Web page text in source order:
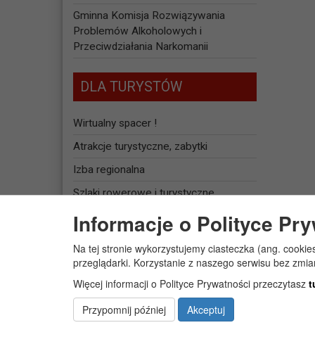
Gminna Komisja Rozwiązywania
Problemów Alkoholowych i
Przeciwdziałania Narkomanii
DLA TURYSTÓW
Wirtualny spacer !
Atrakcje turystyczne, zabytki
Izba regionalna
Szlaki rowerowe i turystyczne
Baza noclegowa
JEDNOSTKI
ORGANIZACYJNE
Żłobek Gminny „PUCHATEK”
Informacje o Polityce
Na tej stronie wykorzystujemy ciasteczka (ang.
przeglądarki. Korzystanie z naszego serwisu bez
Więcej informacji o Polityce Prywatności przeczytasz
Przypomnij później
Akceptuj